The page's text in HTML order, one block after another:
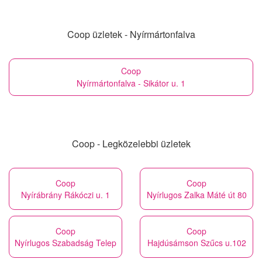
Coop üzletek - Nyírmártonfalva
Coop
Nyírmártonfalva - Sikátor u. 1
Coop - Legközelebbi üzletek
Coop
Nyírábrány Rákóczi u. 1
Coop
Nyírlugos Zalka Máté út 80
Coop
Nyírlugos Szabadság Telep
Coop
Hajdúsámson Szűcs u.102